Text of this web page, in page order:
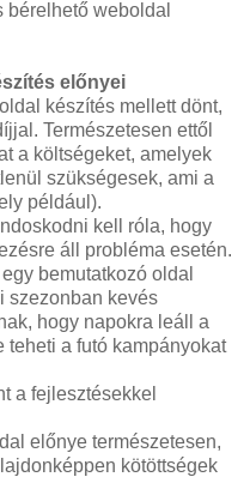
weboldal
előnyei
készítés mellett dönt,
Természetesen ettől
a költségeket, amelyek
szükségesek, ami a
például).
kell róla, hogy
áll probléma esetén.
bemutatkozó oldal
szezonban kevés
hogy napokra leáll a
teheti a futó kampányokat
a fejlesztésekkel
előnye természetesen,
kötöttségek